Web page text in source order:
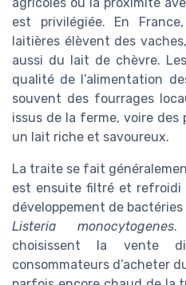
est privilégiée. En
laitières élèvent des
aussi du lait de chèvre.
qualité de l’alimentation
souvent des fourrages
issus de la ferme, voire
un lait riche et savoureux.
La traite se fait
est ensuite filtré et refroidi
développement de bactéries
Listeria monocytogenes.
choisissent la vente
consommateurs d’acheter